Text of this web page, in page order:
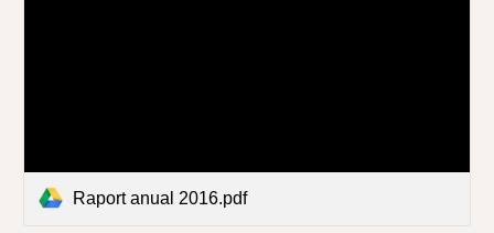
Raport anual 2016.pdf